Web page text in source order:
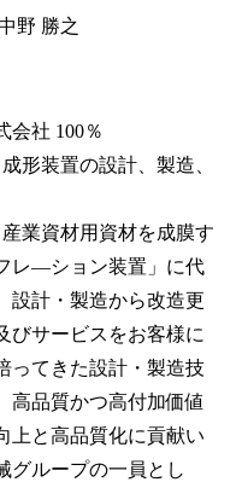
勝之
社 100％
装置の設計、製造、
材用資材を成膜す
レ―ション装置」に代
設計・製造から改造更
びサービスをお客様に
ってきた設計・製造技
高品質かつ高付加価値
上と高品質化に貢献い
グループの一員とし